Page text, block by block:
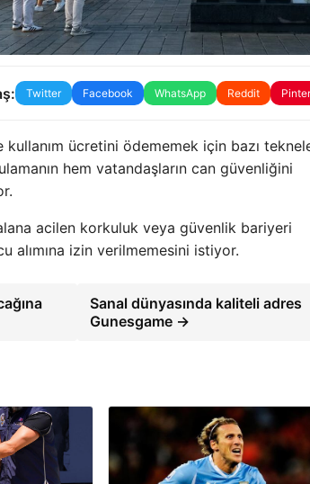
Twitter Facebook WhatsApp Reddit
ücretini ödememek için bazı
hem vatandaşların can güvenliğini
acilen korkuluk veya güvenlik bariyeri
alımına izin verilmemesini istiyor.
Sanal dünyasında kaliteli adres
Gunesgame →